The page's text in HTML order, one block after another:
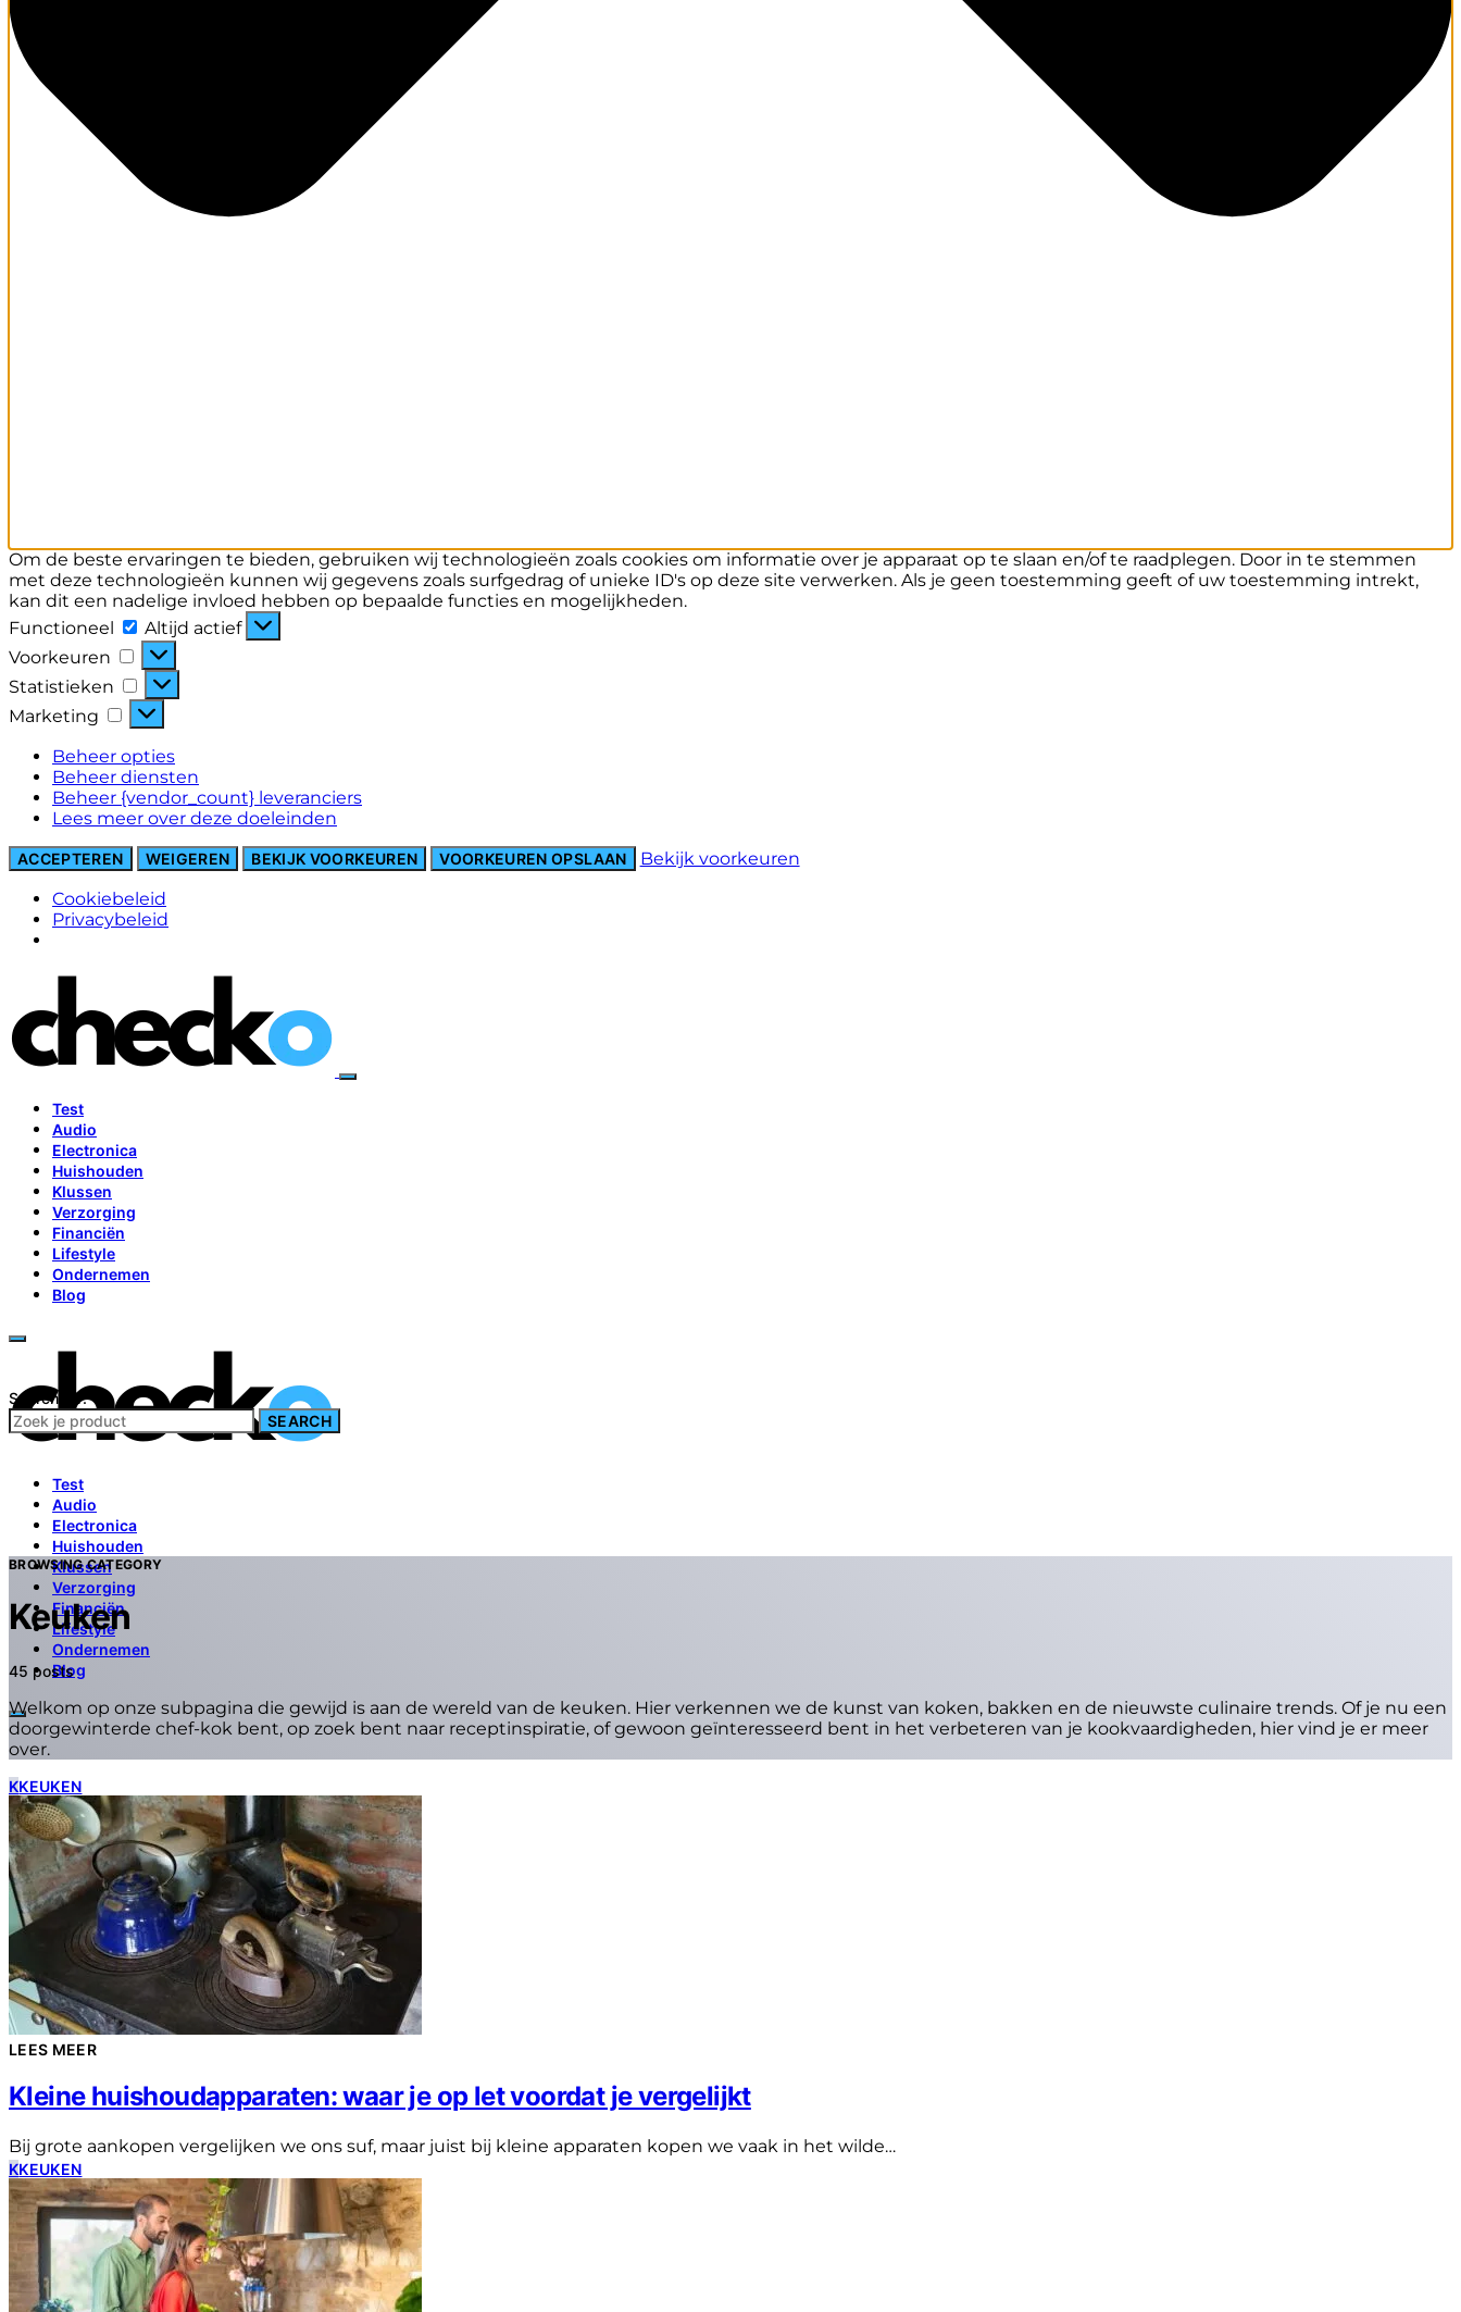
Om de beste ervaringen te bieden, gebruiken wij technologieën zoals cookies om informatie over je apparaat op te slaan en/of te raadplegen. Door in te stemmen
met deze technologieën kunnen wij gegevens zoals surfgedrag of unieke ID's op deze site verwerken. Als je geen toestemming geeft of uw toestemming intrekt,
kan dit een nadelige invloed hebben op bepaalde functies en mogelijkheden.
Functioneel
Functioneel
Altijd actief
Voorkeuren
Voorkeuren
Statistieken Statistieken
Marketing Marketing
Beheer opties
Beheer diensten
Beheer {vendor_count} leveranciers
Lees meer over deze doeleinden
ACCEPTEREN WEIGEREN BEKIJK VOORKEUREN VOORKEUREN OPSLAAN
Bekijk voorkeuren
Cookiebeleid
Privacybeleid
Test
Audio
Electronica
Huishouden
Klussen
Verzorging
Financiën
Lifestyle
Ondernemen
Blog
Test
Audio
Electronica
Huishouden
Klussen
Verzorging
Financiën
Lifestyle
Ondernemen
Blog
Search for:
SEARCH
BROWSING CATEGORY
Keuken
45 posts
Welkom op onze subpagina die gewijd is aan de wereld van de keuken. Hier verkennen we de kunst van koken, bakken en de nieuwste culinaire trends. Of je nu een
doorgewinterde chef-kok bent, op zoek bent naar receptinspiratie, of gewoon geïnteresseerd bent in het verbeteren van je kookvaardigheden, hier vind je er meer
over.
KKEUKEN
LEES MEER
Kleine huishoudapparaten: waar je op let voordat je vergelijkt
Bij grote aankopen vergelijken we ons suf, maar juist bij kleine apparaten kopen we vaak in het wilde…
KKEUKEN